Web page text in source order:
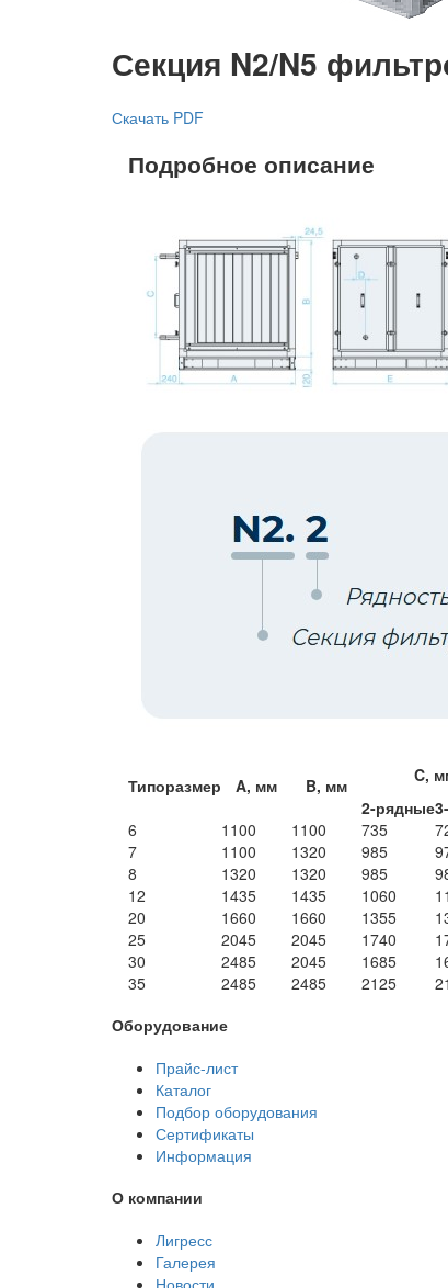
Секция N2/N5
Скачать PDF
Подробное описание
Типоразмер A, мм B, мм C,
2-рядные
6
1100 1100 735
7
1100 1320 985
8
1320 1320 985
12
1435 1435 1060
20
1660 1660 1355
25
2045 2045 1740
30
2485 2045 1685
35
2485 2485 2125
Оборудование
Прайс-лист
Каталог
Подбор оборудования
Сертификаты
Информация
О компании
Лигресс
Галерея
Новости